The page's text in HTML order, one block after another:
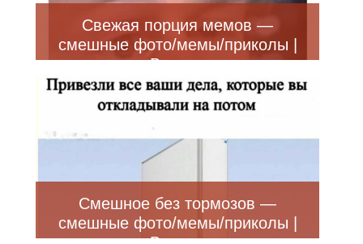
Свежая порция мемов —
смешные фото/мемы/приколы |
Bugaga
Смешное без тормозов —
смешные фото/мемы/приколы |